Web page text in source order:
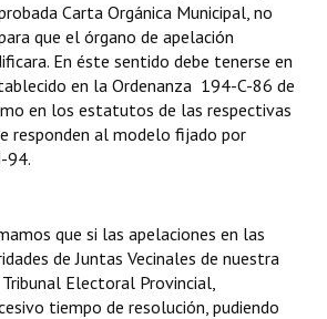
- Registro
Huellas - Registro
- Registro
- Registro
- Registro
Carta Orgánica Municipal, no
que el órgano de apelación
En éste sentido debe tenerse en
en la Ordenanza 194-C-86 de
en los estatutos de las respectivas
responden al modelo fijado por
94.
que si las apelaciones en las
de Juntas Vecinales de nuestra
Electoral Provincial,
tiempo de resolución, pudiendo